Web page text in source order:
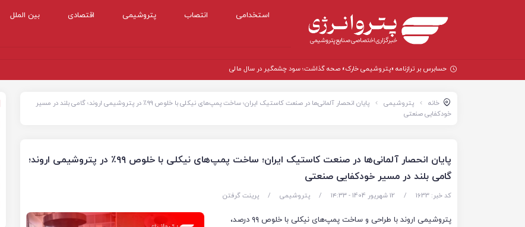
استخدامی انتصاب پتروشیمی اقتصادی بین الملل
حسابرس بر ترازنامه «پتروشیمی خارک» صحه گذاشت؛ سود چشمگیر در سال مالی ۱۴۰۴
خانه پتروشیمی
پایان انحصار آلمانی‌ها در صنعت کاستیک ایران؛ ساخت پمپ‌های نیکلی با خلوص ۹۹٪ در پتروشیمی اروند؛ گامی بلند در مسیر
خودکفایی صنعتی
پایان انحصار آلمانی‌ها در صنعت کاستیک ایران؛ ساخت پمپ‌های نیکلی با خلوص ۹۹٪ در پتروشیمی اروند؛
گامی بلند در مسیر خودکفایی صنعتی
کد خبر: 1633 / 12 شهریور 1404 - ۱۴:۳۳ / پتروشیمی / پرینت گرفتن
پتروشیمی اروند با طراحی و ساخت پمپ‌های نیکلی با خلوص ۹۹ درصد،